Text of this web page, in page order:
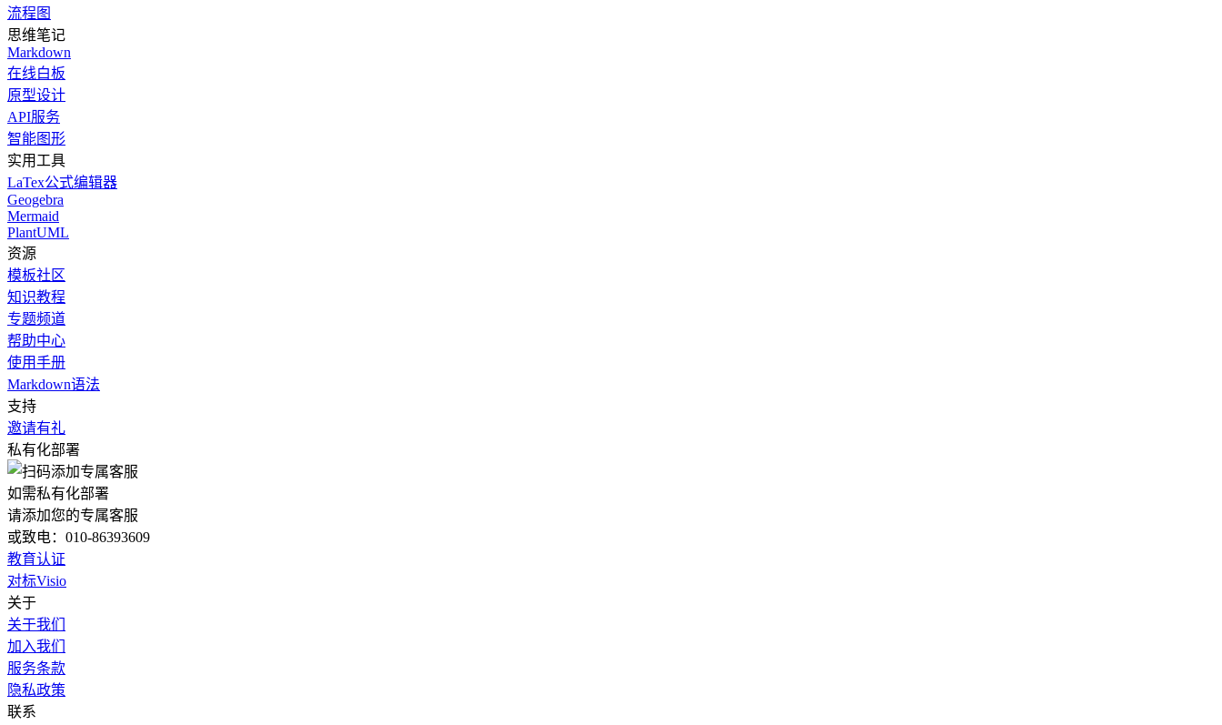
流程图
思维笔记
Markdown
在线白板
原型设计
API服务
智能图形
实用工具
LaTex公式编辑器
Geogebra
Mermaid
PlantUML
资源
模板社区
知识教程
专题频道
帮助中心
使用手册
Markdown语法
支持
邀请有礼
私有化部署
如需私有化部署
请添加您的专属客服
或致电：010-86393609
教育认证
对标Visio
关于
关于我们
加入我们
服务条款
隐私政策
联系